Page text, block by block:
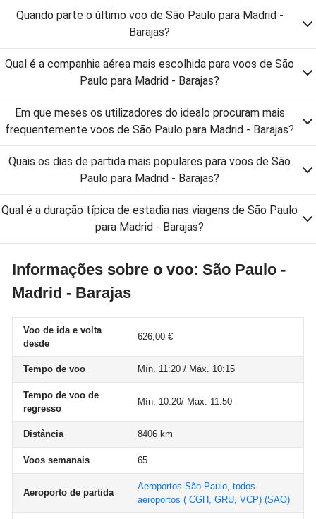
Quando parte o último voo de São Paulo para Madrid -
Barajas?
Qual é a companhia aérea mais escolhida para voos de São
Paulo para Madrid - Barajas?
Em que meses os utilizadores do idealo procuram mais
frequentemente voos de São Paulo para Madrid - Barajas?
Quais os dias de partida mais populares para voos de São
Paulo para Madrid - Barajas?
Qual é a duração típica de estadia nas viagens de São Paulo
para Madrid - Barajas?
Informações sobre o voo: São Paulo -
Madrid - Barajas
Voo de ida e volta
desde
626,00 €
Tempo de voo Mín. 11:20 / Máx. 10:15
Tempo de voo de
regresso
Mín. 10:20/ Máx. 11:50
Distância 8406 km
Voos semanais 65
Aeroporto de partida
Aeroportos São Paulo, todos
aeroportos ( CGH, GRU, VCP) (SAO)